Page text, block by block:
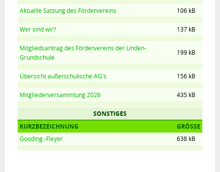
Barrierefreiheitserklärung
L-G-V.de
Aktuelle Satzung des Fördervereins 106 kB
Wer sind wir? 137 kB
Mitgliedsantrag des Fördervereins der Linden-
Grundschule
199 kB
Übersicht außerschulische AG's 156 kB
Mitgliederversammlung 2026 435 kB
SONSTIGES
KURZBEZEICHNUNG
GRÖSSE
Gooding -Fleyer 638 kB